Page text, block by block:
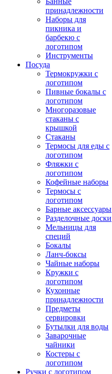
принадлежности
Наборы для
пикника и
барбекю с
логотипом
Инструменты
Посуда
Термокружки с
логотипом
Пивные бокалы с
логотипом
Многоразовые
стаканы с
крышкой
Стаканы
Термосы для еды с
логотипом
Фляжки с
логотипом
Кофейные наборы
Термосы с
логотипом
Барные аксессуары
Разделочные доски
Мельницы для
специй
Бокалы
Ланч-боксы
Чайные наборы
Кружки с
логотипом
Кухонные
принадлежности
Предметы
сервировки
Бутылки для воды
Заварочные
чайники
Костеры с
логотипом
Ручки с логотипом